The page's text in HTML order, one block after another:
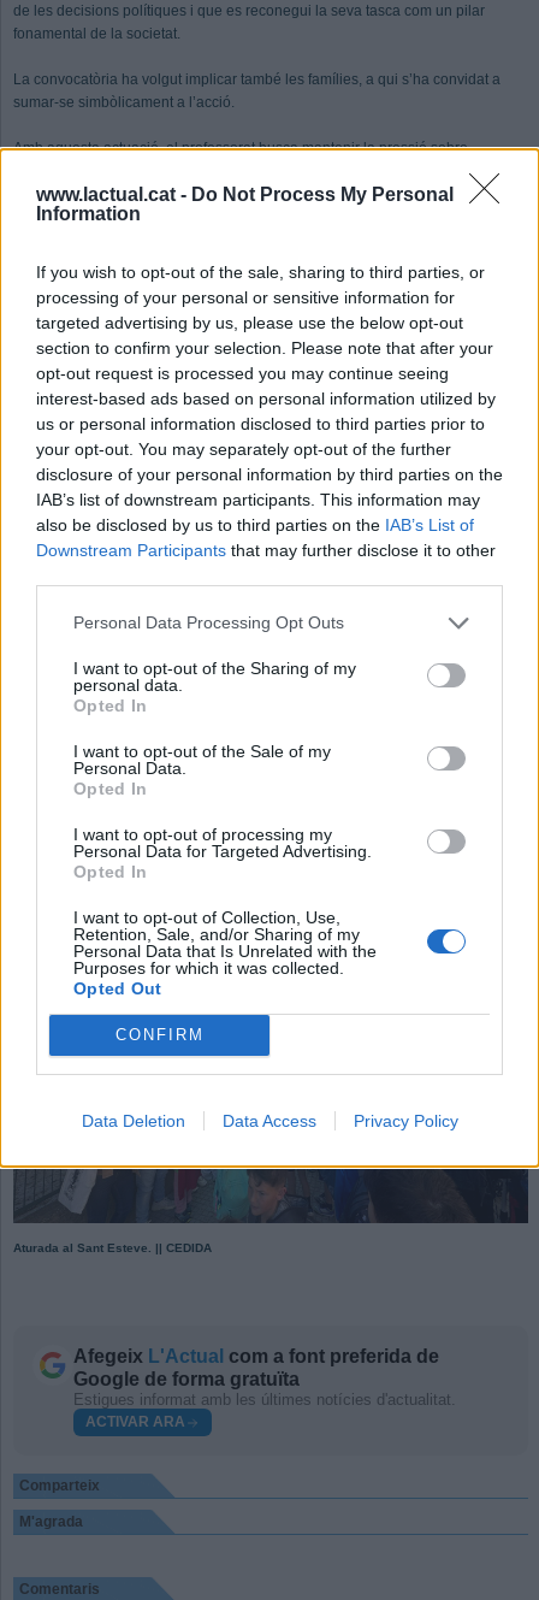
www.lactual.cat - Do Not Process My Personal
Information
If you wish to opt-out of the sale, sharing to third parties, or
processing of your personal or sensitive information for
targeted advertising by us, please use the below opt-out
section to confirm your selection. Please note that after your
opt-out request is processed you may continue seeing
interest-based ads based on personal information utilized by
us or personal information disclosed to third parties prior to
your opt-out. You may separately opt-out of the further
disclosure of your personal information by third parties on the
IAB’s list of downstream participants. This information may
also be disclosed by us to third parties on the IAB’s List of
Downstream Participants that may further disclose it to other
Personal Data Processing Opt Outs
I want to opt-out of the Sharing of my
personal data.
Opted In
I want to opt-out of the Sale of my
Personal Data.
Opted In
I want to opt-out of processing my
Personal Data for Targeted Advertising.
Opted In
I want to opt-out of Collection, Use,
Retention, Sale, and/or Sharing of my
Personal Data that Is Unrelated with the
Purposes for which it was collected.
Opted Out
CONFIRM
Data Deletion Data Access Privacy Policy
de les decisions polítiques i que es reconegui la seva tasca com un pilar
fonamental de la societat.
La convocatòria ha volgut implicar també les famílies, a qui s’ha convidat a
sumar-se simbòlicament a l’acció.
Amb aquesta actuació, el professorat busca mantenir la pressió sobre
l’administració i obrir un debat públic sobre l’estat actual del sistema educatiu,
en un context marcat per les reivindicacions de millores estructurals i de
finançament.
Concentració al Mestre Pla. || CEDIDA
Aturada al Sant Esteve. || CEDIDA
Afegeix L'Actual com a font preferida de
Google de forma gratuïta
Estigues informat amb les últimes notícies d'actualitat.
ACTIVAR ARA
Comparteix
M'agrada
Comentaris